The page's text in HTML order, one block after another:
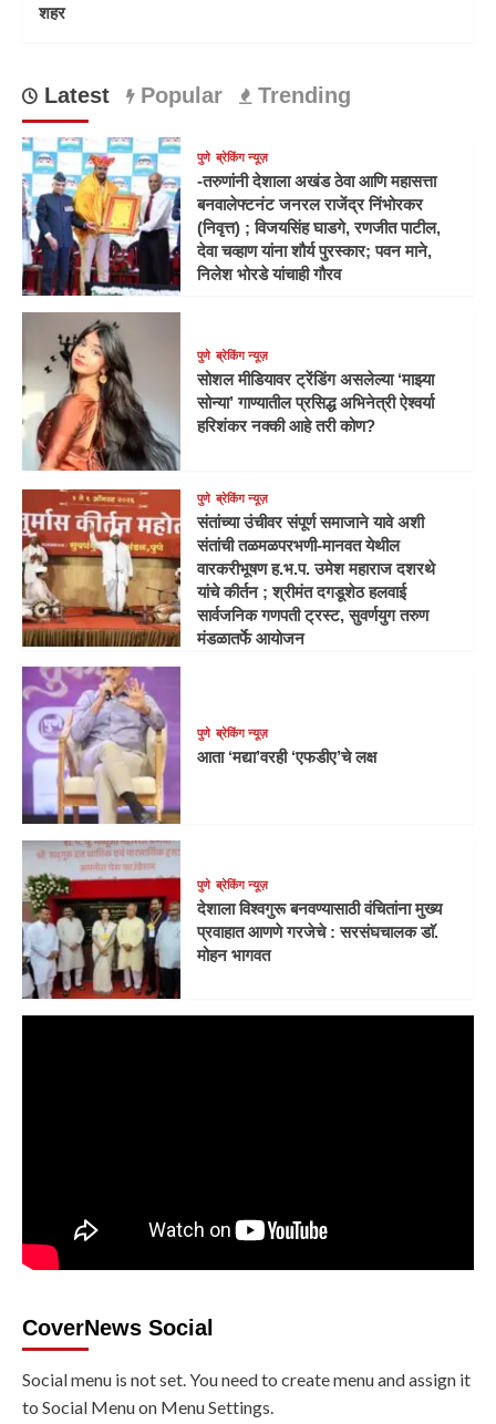
शहर
Latest Popular Trending
पुणे ब्रेकिंग न्यूज़
-तरुणांनी देशाला अखंड ठेवा आणि महासत्ता
बनवालेफ्टनंट जनरल राजेंद्र निंभोरकर
(निवृत्त) ; विजयसिंह घाडगे, रणजीत पाटील,
देवा चव्हाण यांना शौर्य पुरस्कार; पवन माने,
निलेश भोरडे यांचाही गौरव
पुणे ब्रेकिंग न्यूज़
सोशल मीडियावर ट्रेंडिंग असलेल्या ‘माझ्या
सोन्या’ गाण्यातील प्रसिद्ध अभिनेत्री ऐश्वर्या
हरिशंकर नक्की आहे तरी कोण?
पुणे ब्रेकिंग न्यूज़
संतांच्या उंचीवर संपूर्ण समाजाने यावे अशी
संतांची तळमळपरभणी-मानवत येथील
वारकरीभूषण ह.भ.प. उमेश महाराज दशरथे
यांचे कीर्तन ; श्रीमंत दगडूशेठ हलवाई
सार्वजनिक गणपती ट्रस्ट, सुवर्णयुग तरुण
मंडळातर्फे आयोजन
पुणे ब्रेकिंग न्यूज़
आता ‘मद्या’वरही ‘एफडीए’चे लक्ष
पुणे ब्रेकिंग न्यूज़
देशाला विश्वगुरू बनवण्यासाठी वंचितांना मुख्य
प्रवाहात आणणे गरजेचे : सरसंघचालक डाॅ.
मोहन भागवत
CoverNews Social
Social menu is not set. You need to create menu and assign it
to Social Menu on Menu Settings.